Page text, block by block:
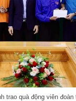
trao quà động viên đoàn